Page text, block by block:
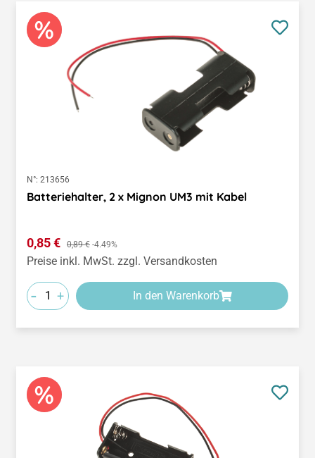
N°: 213656
Batteriehalter, 2 x Mignon UM3 mit Kabel
Verkaufspreis:
0,85 € Regulärer Preis:
0,89 € -4.49%
Preise inkl. MwSt. zzgl. Versandkosten
- + In den Warenkorb